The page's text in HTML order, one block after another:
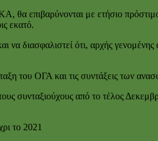
επιβαρύνονται με ετήσιο
εκατό.
διασφαλιστεί ότι, αρχής
του ΟΓΑ και τις συντάξεις των
συνταξιούχους από το τέλος
το 2021